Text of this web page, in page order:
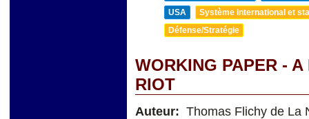
USA
Système international et
Défense/Stratégie
WORKING PAPER -
RIOT
Auteur: Thomas Flichy de La